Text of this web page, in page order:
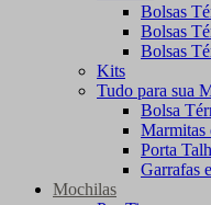
Bolsas
Bolsas
Bolsas
Kits
Tudo para sua
Bolsa
Marmitas
Porta
Garrafas
Mochilas